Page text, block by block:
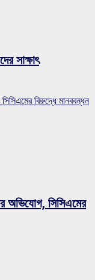
সাক্ষাৎ
বিরুদ্ধে মানববন্ধন
অভিযোগ, সিসিএমের